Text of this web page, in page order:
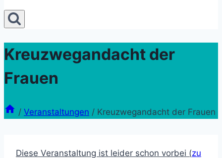
Kreuzwegandacht der
Frauen
/ Veranstaltungen / Kreuzwegandacht der Frauen
Diese Veranstaltung ist leider schon vorbei (zu